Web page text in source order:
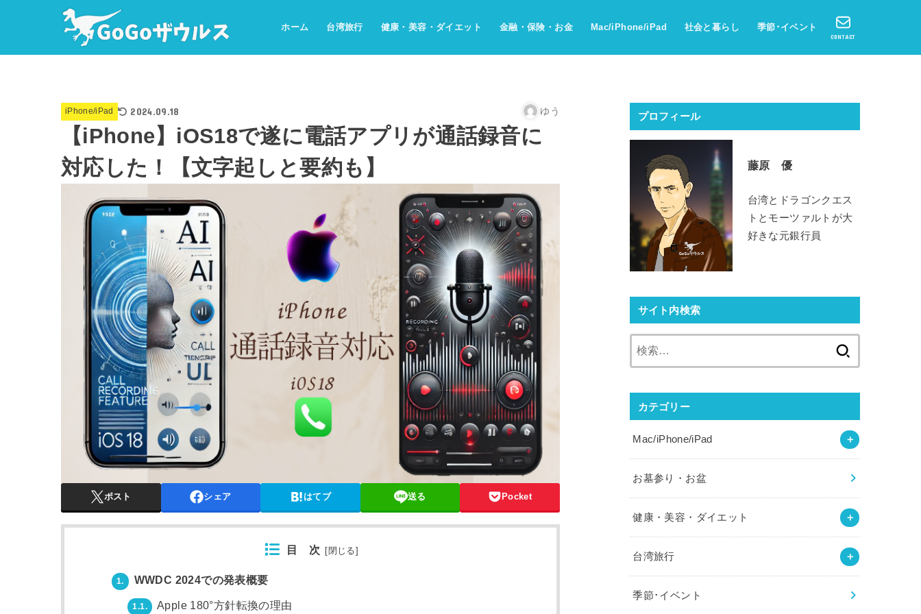
ホーム 台湾旅行 健康・美容・ダイエット 金融・保険・お金 Mac/iPhone/iPad 社会と暮らし 季節･イベント
CONTACT
iPhone/iPad 2024.09.18 ゆう
【iPhone】iOS18で遂に電話アプリが通話録音に
対応した！【文字起しと要約も】
ポスト シェア はてブ 送る Pocket
目 次 [閉じる]
1. WWDC 2024での発表概要
1.1. Apple 180°方針転換の理由
プロフィール
藤原 優
台湾とドラゴンクエス
トとモーツァルトが大
好きな元銀行員
サイト内検索
カテゴリー
Mac/iPhone/iPad
お墓参り・お盆
健康・美容・ダイエット
台湾旅行
季節･イベント